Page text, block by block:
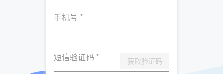
手机号 *
短信验证码 * 获取验证码